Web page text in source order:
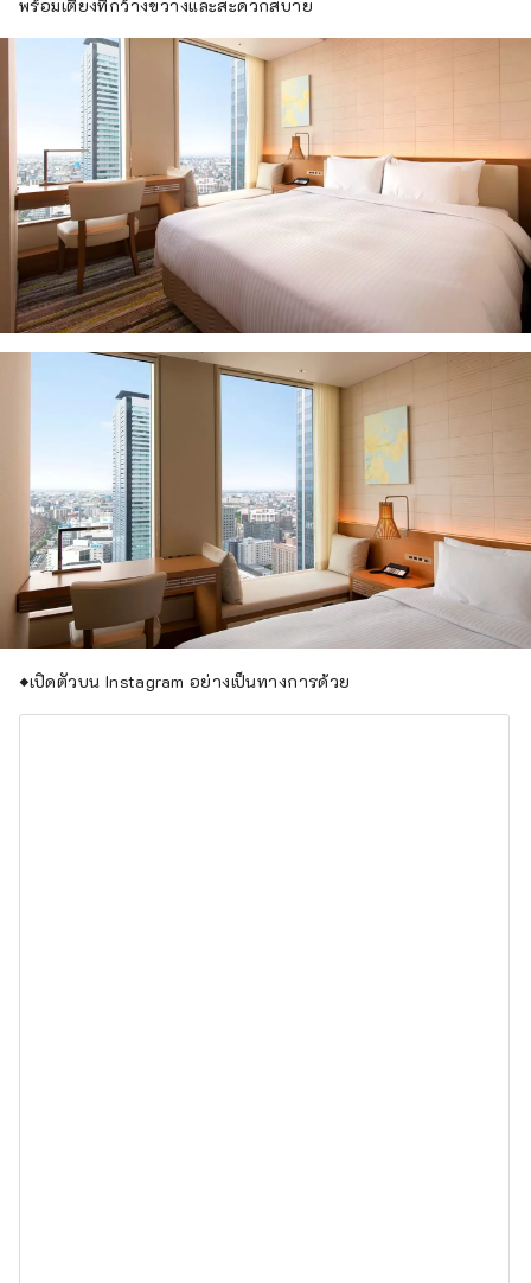
พร้อมเตียงที่กว้างขวางและสะดวกสบาย
◆เปิดตัวบน Instagram อย่างเป็นทางการด้วย